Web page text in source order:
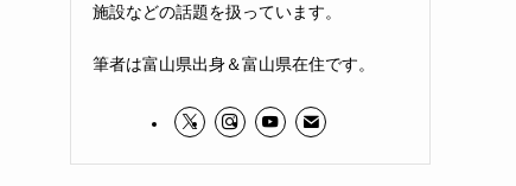
施設などの話題を扱っています。
筆者は富山県出身＆富山県在住です。